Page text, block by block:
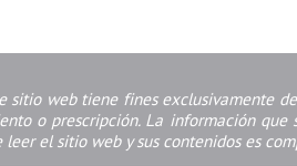
sitio web tiene fines exclusivamente
o prescripción. La información
el sitio web y sus contenidos es